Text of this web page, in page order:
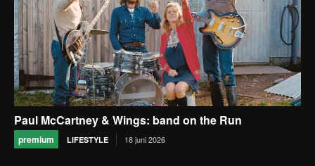
Paul McCartney & Wings: band on the Run
premium LIFESTYLE 18 juni 2026